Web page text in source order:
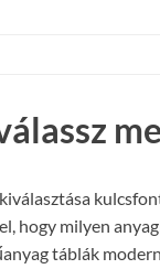
hogy milyen
táblák